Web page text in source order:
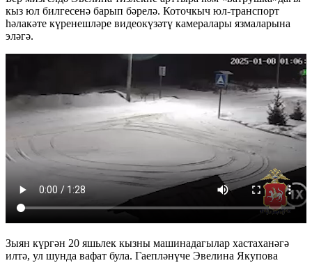
кыз юл билгесенә барып бәрелә. Коточкыч юл-транспорт
һәлакәте күренешләре видеокүзәтү камералары язмаларына
эләгә.
Зыян күргән 20 яшьлек кызны машинадагылар хастаханәгә
илтә, ул шунда вафат була. Гаепләнүче Эвелина Якупова